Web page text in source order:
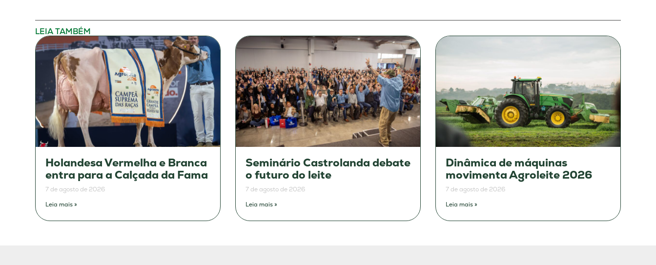
LEIA TAMBÉM
Holandesa Vermelha e Branca
entra para a Calçada da Fama
7 de agosto de 2026
Leia mais »
Seminário Castrolanda debate
o futuro do leite
7 de agosto de 2026
Leia mais »
Dinâmica de máquinas
movimenta Agroleite 2026
7 de agosto de 2026
Leia mais »